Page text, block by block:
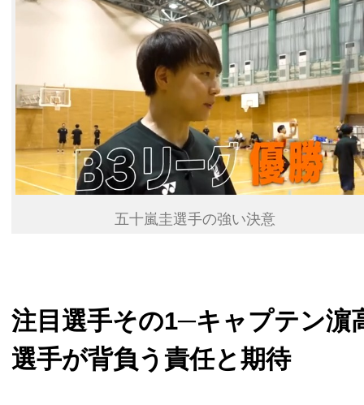
五十嵐圭選手の強い決意
注目選手その1─キャプテン濵
選手が背負う責任と期待